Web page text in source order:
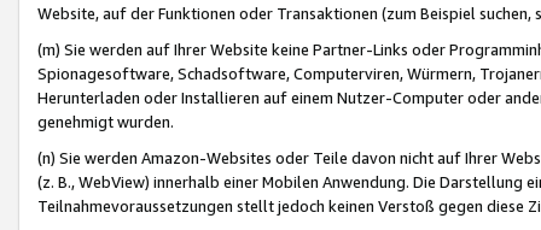
Website, auf der Funktionen oder Transaktionen (zum Beispiel
(m) Sie werden auf Ihrer Website keine Partner-Links oder
Spionagesoftware, Schadsoftware, Computerviren, Würmern,
Herunterladen oder Installieren auf einem Nutzer-Computer oder
genehmigt wurden.
(n) Sie werden Amazon-Websites oder Teile davon nicht auf Ihrer
(z. B., WebView) innerhalb einer Mobilen Anwendung. Die Darstellung
Teilnahmevoraussetzungen stellt jedoch keinen Verstoß gegen diese